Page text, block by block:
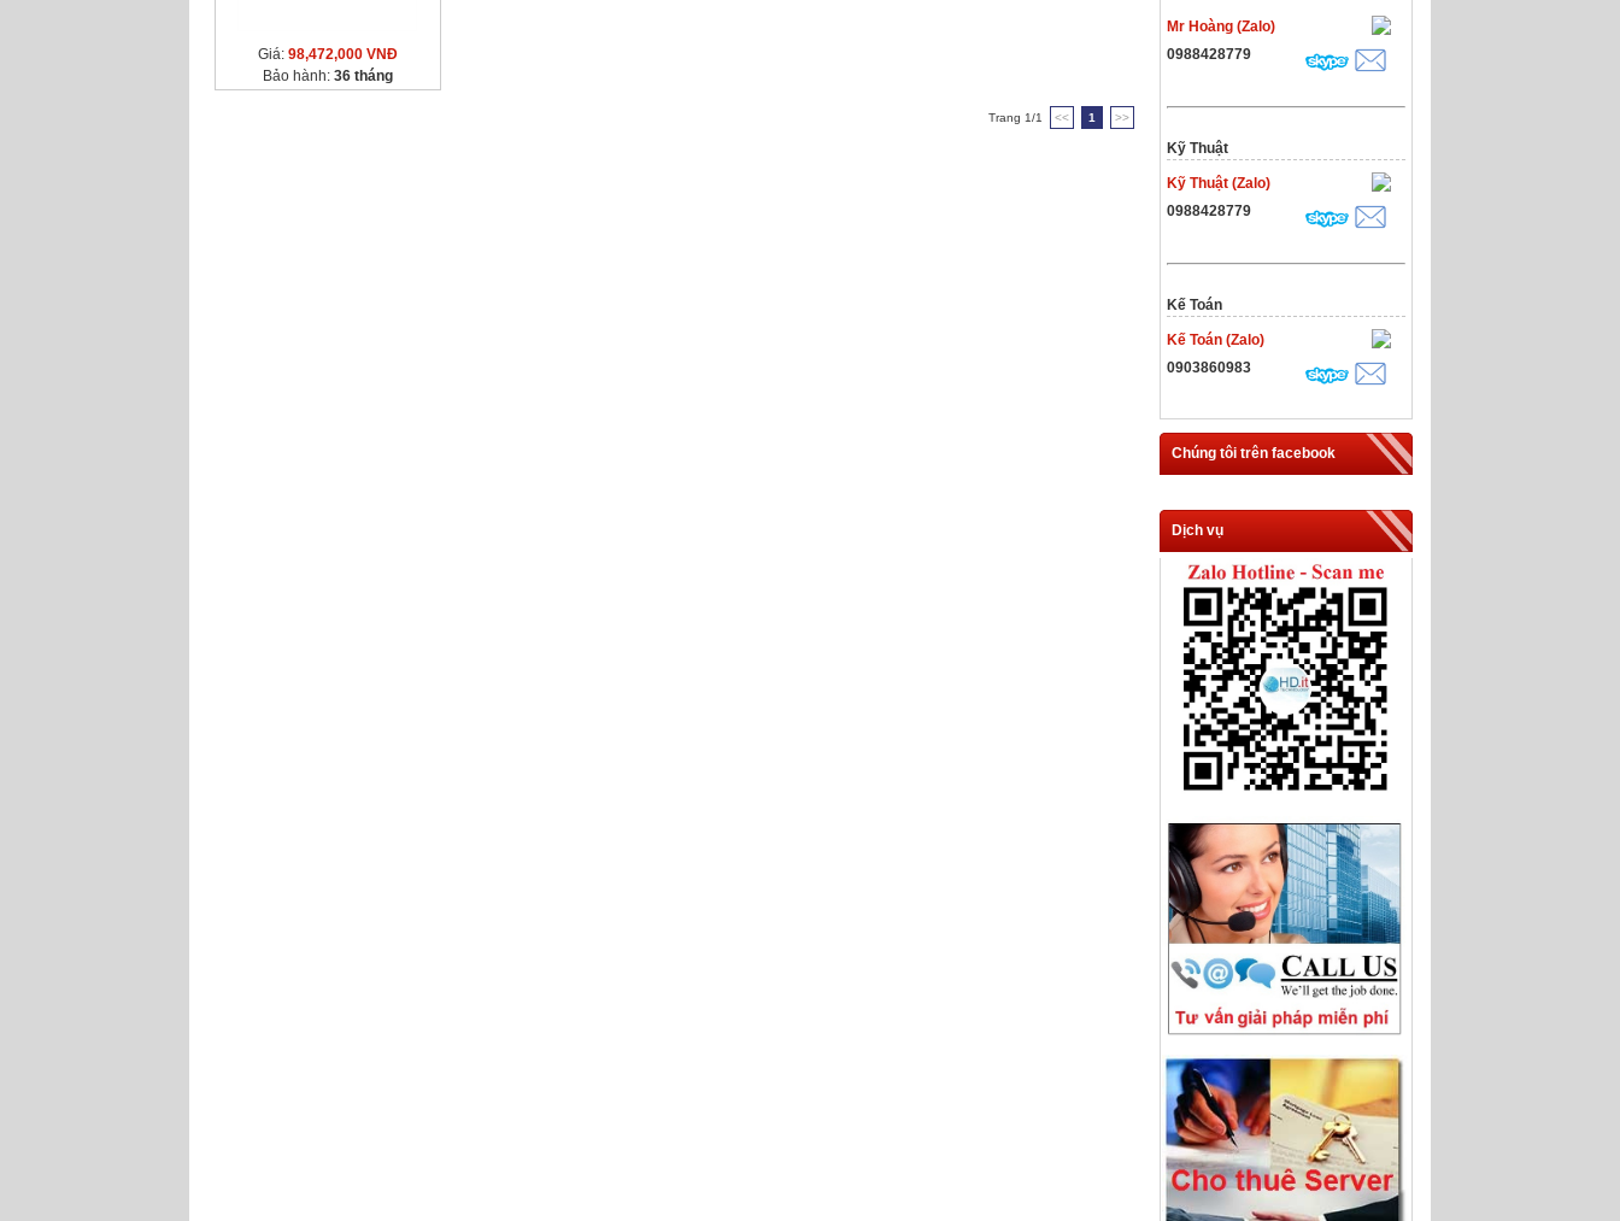
Giá: 98,472,000 VNĐ
Bảo hành: 36 tháng
Trang 1/1 << 1 >>
Mr Hoàng (Zalo)
0988428779
Kỹ Thuật
Kỹ Thuật (Zalo)
0988428779
Kế Toán
Kế Toán (Zalo)
0903860983
Chúng tôi trên facebook
Dịch vụ